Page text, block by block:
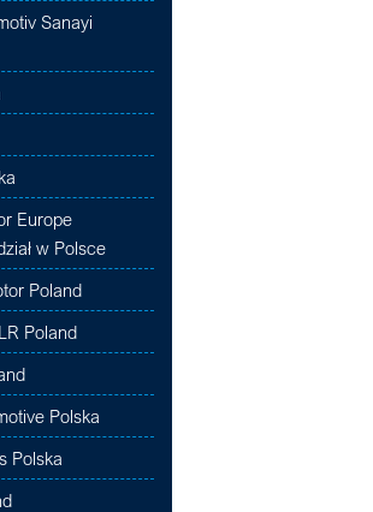
Sanayi
Europe
w Polsce
Poland
Poland
Polska
Polska